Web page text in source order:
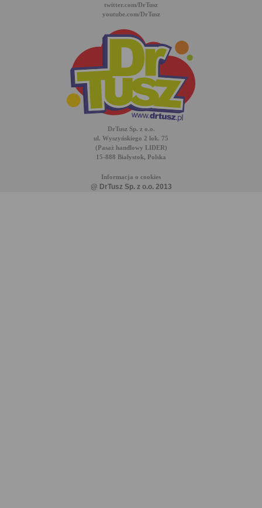
twitter.com/DrTusz
youtube.com/DrTusz
DrTusz Sp. z o.o.
ul. Wyszyńskiego 2 lok. 75
(Pasaż handlowy LIDER)
15-888 Białystok, Polska
Informacja o cookies
@ DrTusz Sp. z o.o. 2013